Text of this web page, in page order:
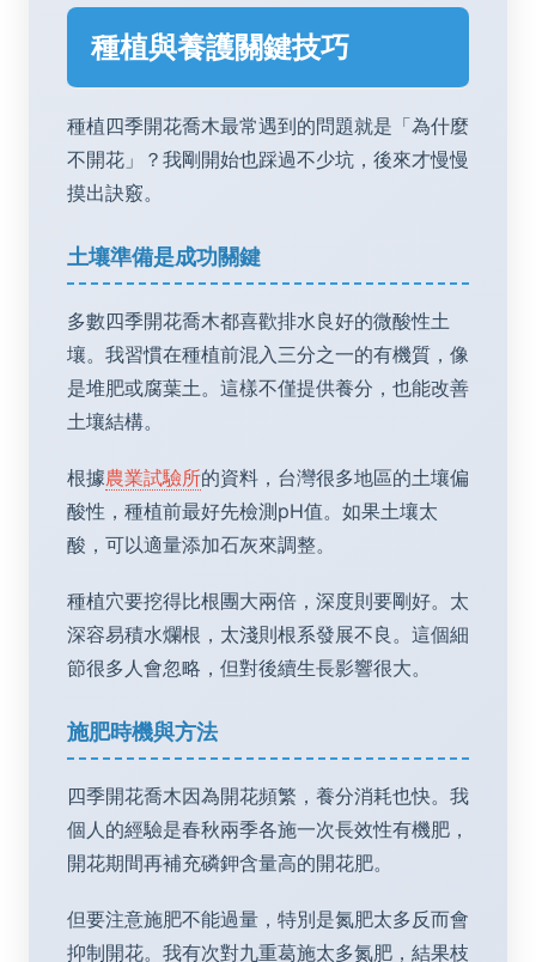
種植與養護關鍵技巧
種植四季開花喬木最常遇到的問題就是「為什麼
不開花」？我剛開始也踩過不少坑，後來才慢慢
摸出訣竅。
土壤準備是成功關鍵
多數四季開花喬木都喜歡排水良好的微酸性土
壤。我習慣在種植前混入三分之一的有機質，像
是堆肥或腐葉土。這樣不僅提供養分，也能改善
土壤結構。
根據農業試驗所的資料，台灣很多地區的土壤偏
酸性，種植前最好先檢測pH值。如果土壤太
酸，可以適量添加石灰來調整。
種植穴要挖得比根團大兩倍，深度則要剛好。太
深容易積水爛根，太淺則根系發展不良。這個細
節很多人會忽略，但對後續生長影響很大。
施肥時機與方法
四季開花喬木因為開花頻繁，養分消耗也快。我
個人的經驗是春秋兩季各施一次長效性有機肥，
開花期間再補充磷鉀含量高的開花肥。
但要注意施肥不能過量，特別是氮肥太多反而會
抑制開花。我有次對九重葛施太多氮肥，結果枝